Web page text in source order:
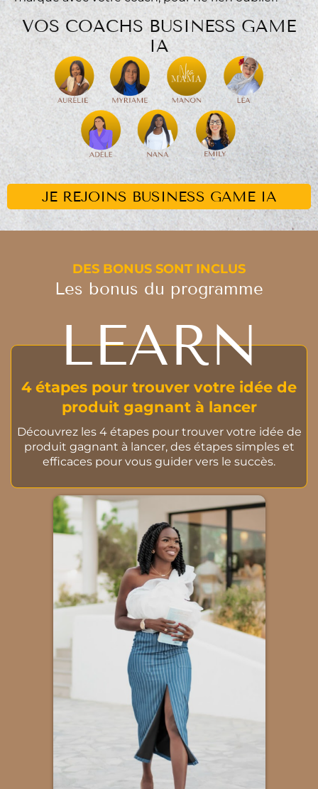
VOS COACHS BUSINESS GAME
IA
JE REJOINS BUSINESS GAME IA
DES BONUS SONT INCLUS
Les bonus du programme
LEARN
4 étapes pour trouver votre idée de
produit gagnant à lancer
Découvrez les 4 étapes pour trouver votre idée de
produit gagnant à lancer, des étapes simples et
efficaces pour vous guider vers le succès.